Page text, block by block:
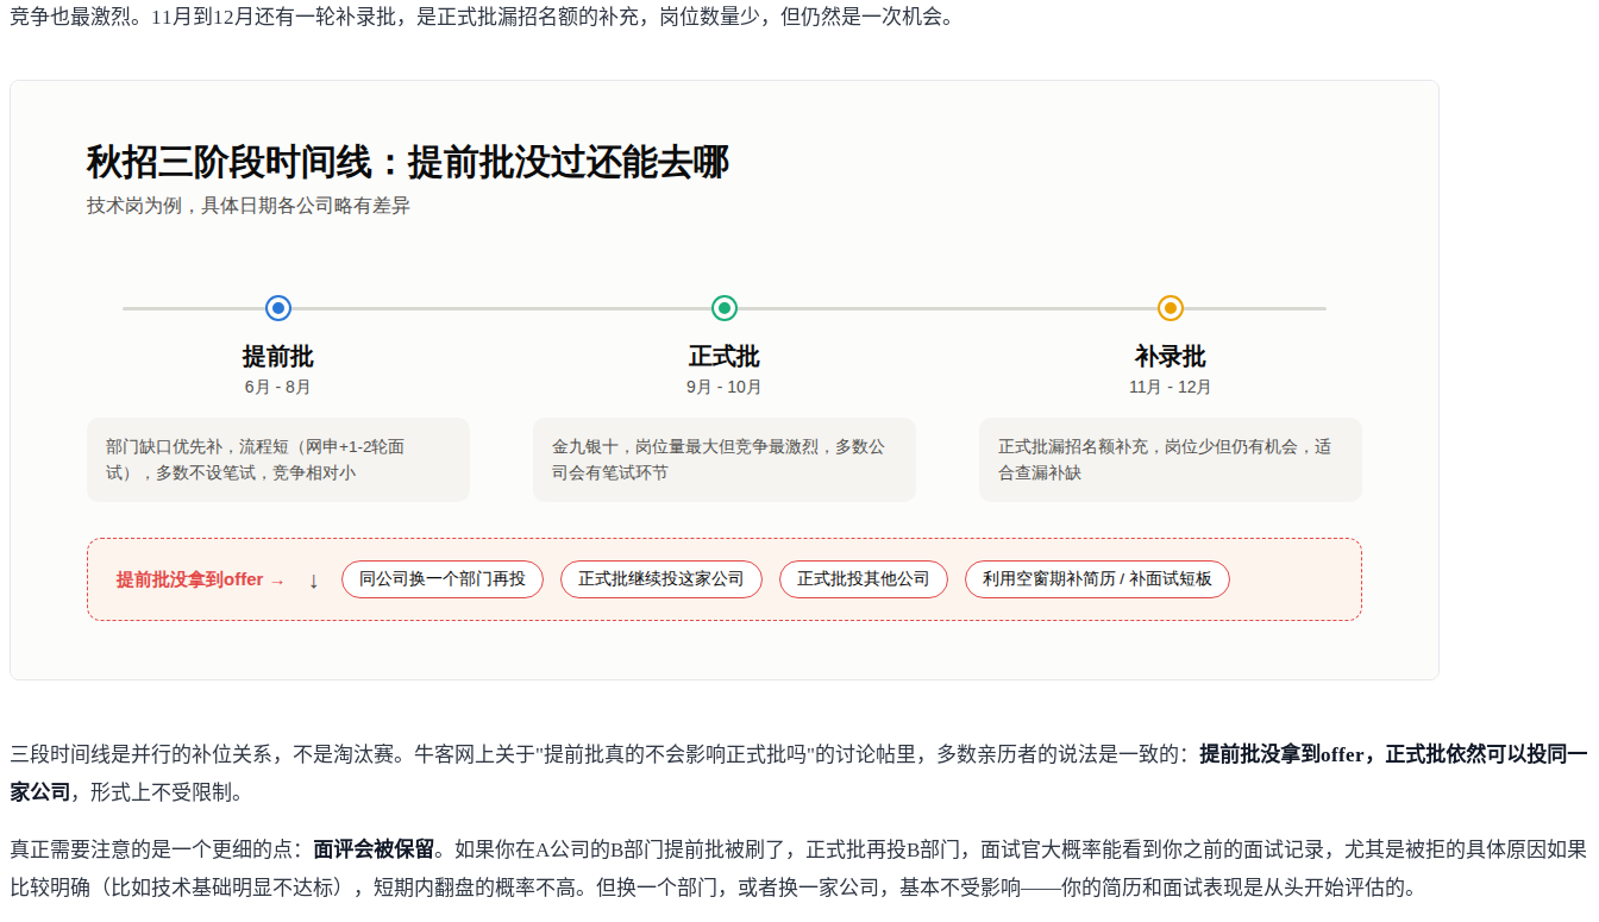
竞争也最激烈。11月到12月还有一轮补录批，是正式批漏招名额的补充，岗位数量少，但仍然是一次机会。
三段时间线是并行的补位关系，不是淘汰赛。 牛客网上关于"提前批真的不会影响正式批吗"的讨论帖里，多数亲历者的说法是一致的： 提前批没拿到offer，正式批依然可以投同一
家公司 ，形式上不受限制。
真正需要注意的是一个更细的点： 面评会被保留。如果你在A公司的B部门提前批被刷了，正式批再投B部门，面试官大概率能看到你之前的面试记录，尤其是被拒的具体原因如果
比较明确（比如技术基础明显不达标），短期内翻盘的概率不高。但换一个部门，或者换一家公司，基本不受影响——你的简历和面试表现是从头开始评估的。